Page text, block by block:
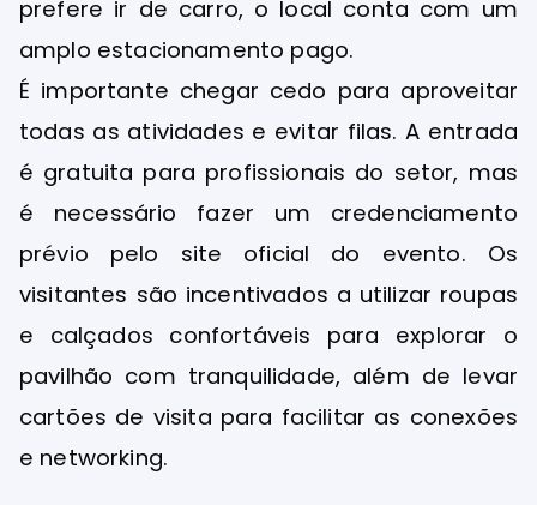
prefere ir de carro, o local conta com um
amplo estacionamento pago.
É importante chegar cedo para aproveitar
todas as atividades e evitar filas. A entrada
é gratuita para profissionais do setor, mas
é necessário fazer um credenciamento
prévio pelo site oficial do evento. Os
visitantes são incentivados a utilizar roupas
e calçados confortáveis para explorar o
pavilhão com tranquilidade, além de levar
cartões de visita para facilitar as conexões
e networking.